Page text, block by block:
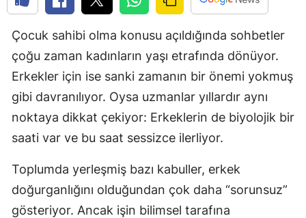
Çocuk sahibi olma konusu açıldığında sohbetler
çoğu zaman kadınların yaşı etrafında dönüyor.
Erkekler için ise sanki zamanın bir önemi yokmuş
gibi davranılıyor. Oysa uzmanlar yıllardır aynı
noktaya dikkat çekiyor: Erkeklerin de biyolojik bir
saati var ve bu saat sessizce ilerliyor.
Toplumda yerleşmiş bazı kabuller, erkek
doğurganlığını olduğundan çok daha “sorunsuz”
gösteriyor. Ancak işin bilimsel tarafına